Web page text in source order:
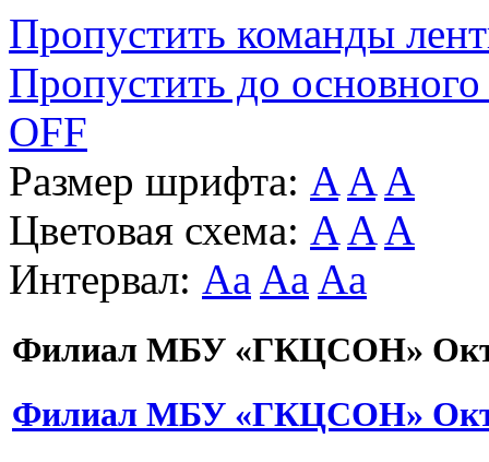
Пропустить команды
Пропустить до основного
OFF
Размер шрифта: A A A
Цветовая схема: A A A
Интервал: Aa Aa Aa
Филиал МБУ «ГКЦСОН»
Филиал МБУ «ГКЦСОН»